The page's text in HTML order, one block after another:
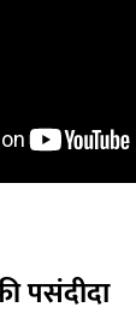
पसंदीदा